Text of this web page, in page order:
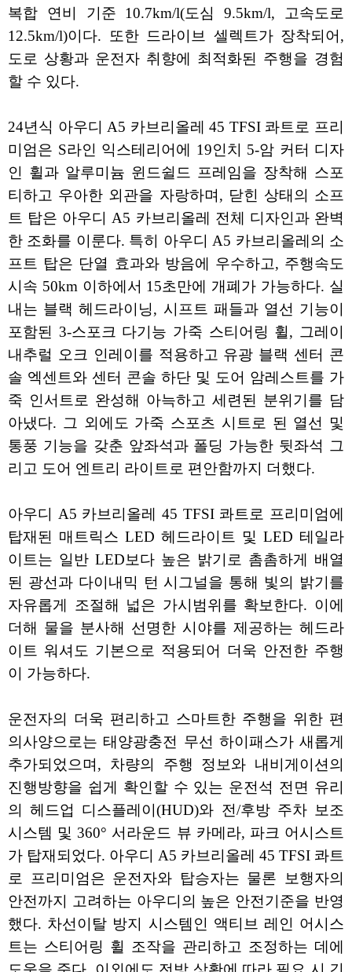
복합 연비 기준 10.7km/l(도심 9.5km/l, 고속도로
12.5km/l)이다. 또한 드라이브 셀렉트가 장착되어,
도로 상황과 운전자 취향에 최적화된 주행을 경험
할 수 있다.
24년식 아우디 A5 카브리올레 45 TFSI 콰트로 프리
미엄은 S라인 익스테리어에 19인치 5-암 커터 디자
인 휠과 알루미늄 윈드쉴드 프레임을 장착해 스포
티하고 우아한 외관을 자랑하며, 닫힌 상태의 소프
트 탑은 아우디 A5 카브리올레 전체 디자인과 완벽
한 조화를 이룬다. 특히 아우디 A5 카브리올레의 소
프트 탑은 단열 효과와 방음에 우수하고, 주행속도
시속 50km 이하에서 15초만에 개폐가 가능하다. 실
내는 블랙 헤드라이닝, 시프트 패들과 열선 기능이
포함된 3-스포크 다기능 가죽 스티어링 휠, 그레이
내추럴 오크 인레이를 적용하고 유광 블랙 센터 콘
솔 엑센트와 센터 콘솔 하단 및 도어 암레스트를 가
죽 인서트로 완성해 아늑하고 세련된 분위기를 담
아냈다. 그 외에도 가죽 스포츠 시트로 된 열선 및
통풍 기능을 갖춘 앞좌석과 폴딩 가능한 뒷좌석 그
리고 도어 엔트리 라이트로 편안함까지 더했다.
아우디 A5 카브리올레 45 TFSI 콰트로 프리미엄에
탑재된 매트릭스 LED 헤드라이트 및 LED 테일라
이트는 일반 LED보다 높은 밝기로 촘촘하게 배열
된 광선과 다이내믹 턴 시그널을 통해 빛의 밝기를
자유롭게 조절해 넓은 가시범위를 확보한다. 이에
더해 물을 분사해 선명한 시야를 제공하는 헤드라
이트 워셔도 기본으로 적용되어 더욱 안전한 주행
이 가능하다.
운전자의 더욱 편리하고 스마트한 주행을 위한 편
의사양으로는 태양광충전 무선 하이패스가 새롭게
추가되었으며, 차량의 주행 정보와 내비게이션의
진행방향을 쉽게 확인할 수 있는 운전석 전면 유리
의 헤드업 디스플레이(HUD)와 전/후방 주차 보조
시스템 및 360° 서라운드 뷰 카메라, 파크 어시스트
가 탑재되었다. 아우디 A5 카브리올레 45 TFSI 콰트
로 프리미엄은 운전자와 탑승자는 물론 보행자의
안전까지 고려하는 아우디의 높은 안전기준을 반영
했다. 차선이탈 방지 시스템인 액티브 레인 어시스
트는 스티어링 휠 조작을 관리하고 조정하는 데에